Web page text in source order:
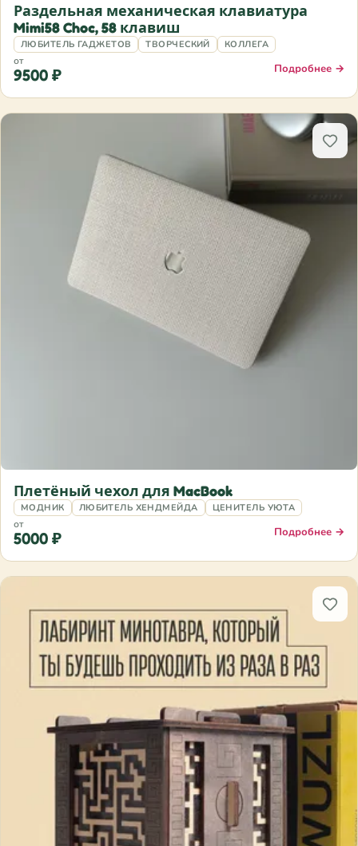
Раздельная механическая клавиатура
Mimi58 Choc, 58 клавиш
ЛЮБИТЕЛЬ ГАДЖЕТОВ ТВОРЧЕСКИЙ КОЛЛЕГА
от
9500 ₽ Подробнее →
Плетёный чехол для MacBook
МОДНИК ЛЮБИТЕЛЬ ХЕНДМЕЙДА ЦЕНИТЕЛЬ УЮТА
от
5000 ₽ Подробнее →